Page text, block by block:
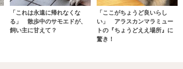
「これは永遠に帰れなくな
る」 散歩中のサモエドが、
飼い主に甘えて？
「ここがちょうど良いらし
い」 アラスカンマラミュー
トの『ちょうどええ場所』に
驚き！